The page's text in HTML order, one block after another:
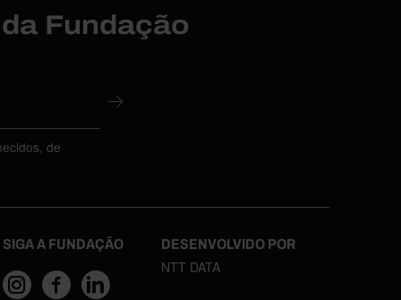
Fundação
de
SIGA A FUNDAÇÃO DESENVOLVIDO POR
NTT DATA